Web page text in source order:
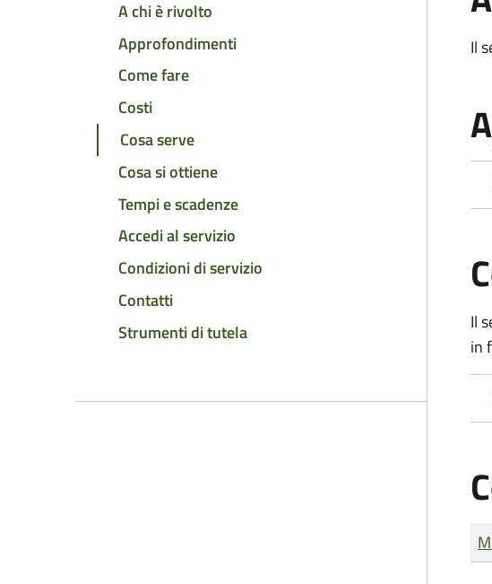
A chi è rivolto
Approfondimenti
Come fare
Costi
Cosa serve
Cosa si ottiene
Tempi e scadenze
Accedi al servizio
Condizioni di servizio
Contatti
Strumenti di tutela
Il
Il
in